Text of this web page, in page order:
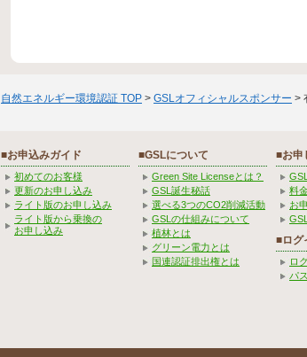
自然エネルギー環境認証 TOP > GSLオフィシャルスポンサー >
■お申込みガイド
初めてのお客様
更新のお申し込み
ライト版のお申し込み
ライト版から乗換の
お申し込み
■GSLについて
Green Site Licenseとは？
GSL誕生秘話
選べる3つのCO2削減活動
GSLの仕組みについて
植林とは
グリーン電力とは
国連認証排出権とは
■お申
料
お
■ログ
ロ
パ